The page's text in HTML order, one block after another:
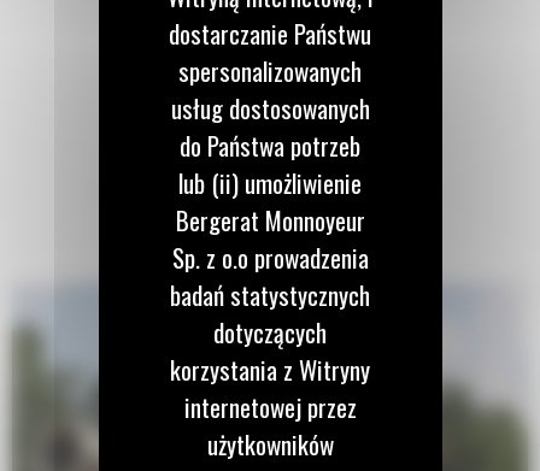
dostarczanie Państwu
spersonalizowanych
usług dostosowanych
do Państwa potrzeb
lub (ii) umożliwienie
Bergerat Monnoyeur
Sp. z o.o prowadzenia
badań statystycznych
dotyczących
korzystania z Witryny
internetowej przez
użytkowników